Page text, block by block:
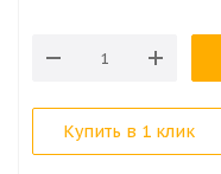
Купить в 1 клик